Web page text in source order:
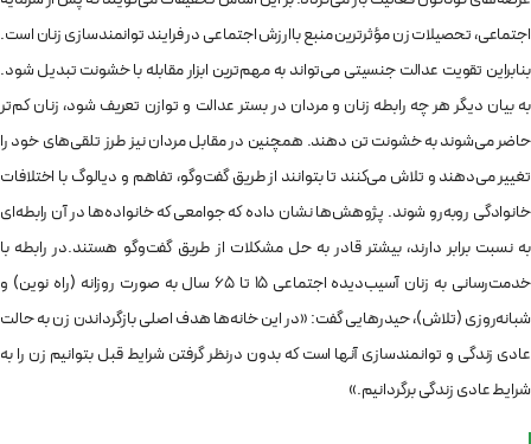
اجتماعی، تحصیلات زن مؤثرترین منبع باارزش اجتماعی در فرایند توانمندسازی زنان است.
بنابراین تقویت عدالت جنسیتی می‌تواند به مهم‌‎ترین ابزار مقابله با خشونت تبدیل شود.
به بیان دیگر هر چه رابطه زنان و مردان در بستر عدالت و توازن تعریف شود، زنان کم‌تر
حاضر می‌شوند به خشونت تن دهند. همچنین در مقابل مردان نیز طرز تلقی‌های خود را
تغییر می‌دهند و تلاش می‌کنند تا بتوانند از طریق گفت‌وگو، تفاهم و دیالوگ با اختلافات
خانوادگی رو‌به‌رو شوند. پژوهش‌ها نشان داده که جوامعی که خانواده‌ها در آن رابطه‌ای
به نسبت برابر دارند، بیشتر قادر به حل مشکلات از طریق گفت‌وگو هستند.در رابطه با
خدمت‌رسانی به زنان آسیب‌دیده اجتماعی ۱۵ تا ۶۵ سال به صورت روزانه (راه نوین) و
شبانه‌روزی (تلاش)، حیدرهایی گفت: «در این خانه‌ها هدف اصلی بازگرداندن زن به حالت
عادی زندگی و توانمندسازی آنها است که بدون درنظر گرفتن شرایط قبل بتوانیم زن را به
شرایط عادی زندگی برگردانیم.»